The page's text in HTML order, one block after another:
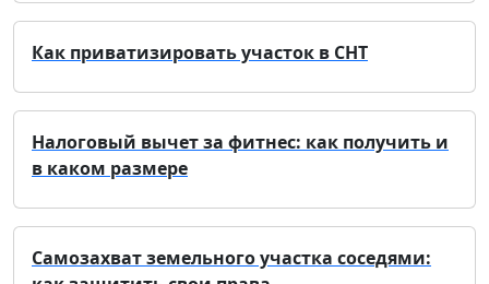
Как приватизировать участок в СНТ
Налоговый вычет за фитнес: как получить и
в каком размере
Самозахват земельного участка соседями: